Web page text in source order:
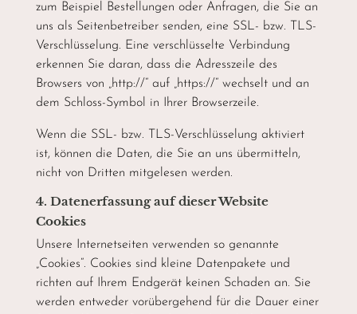
zum Beispiel Bestellungen oder Anfragen, die Sie an
uns als Seitenbetreiber senden, eine SSL- bzw. TLS-
Verschlüsselung. Eine verschlüsselte Verbindung
erkennen Sie daran, dass die Adresszeile des
Browsers von „http://“ auf „https://“ wechselt und an
dem Schloss-Symbol in Ihrer Browserzeile.
Wenn die SSL- bzw. TLS-Verschlüsselung aktiviert
ist, können die Daten, die Sie an uns übermitteln,
nicht von Dritten mitgelesen werden.
4. Datenerfassung auf dieser Website
Cookies
Unsere Internetseiten verwenden so genannte
„Cookies“. Cookies sind kleine Datenpakete und
richten auf Ihrem Endgerät keinen Schaden an. Sie
werden entweder vorübergehend für die Dauer einer